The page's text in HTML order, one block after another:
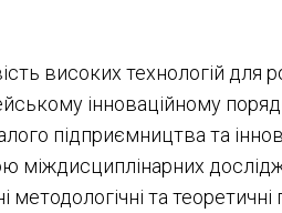
високих технологій для
інноваційному
підприємництва та
міждисциплінарних
методологічні та теоретичні